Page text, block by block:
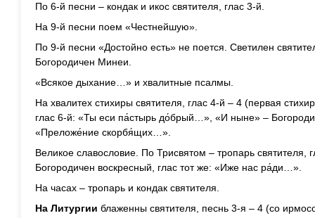
По 6-й песни – кондак и икос святителя, глас 3-й.
На 9-й песни поем «Честнейшую».
По 9-й песни «Достойно есть» не поется. Светилен
Богородичен Минеи.
«Всякое дыхание…» и хвалитные псалмы.
На хвалитех стихиры святителя, глас 4-й – 4 (первая
глас 6-й: «Ты еси па́стырь до́брый…», «И ныне» –
«Преложе́ние скорбя́щих…».
Великое славословие. По Трисвятом – тропарь святителя,
Богородичен воскресный, глас тот же: «Иже нас ра́ди…».
На часах – тропарь и кондак святителя.
На Литургии блаженны святителя, песнь 3-я – 4 (со